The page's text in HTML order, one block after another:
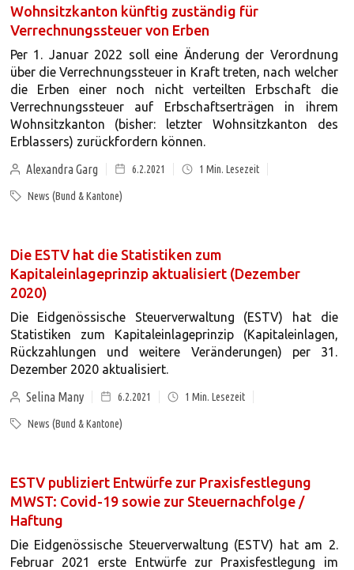
Wohnsitzkanton künftig zuständig für
Verrechnungssteuer von Erben
Per 1. Januar 2022 soll eine Änderung der Verordnung
über die Verrechnungssteuer in Kraft treten, nach welcher
die Erben einer noch nicht verteilten Erbschaft die
Verrechnungssteuer auf Erbschaftserträgen in ihrem
Wohnsitzkanton (bisher: letzter Wohnsitzkanton des
Erblassers) zurückfordern können.
Alexandra Garg
6.2.2021 1 Min. Lesezeit
News (Bund & Kantone)
Die ESTV hat die Statistiken zum
Kapitaleinlageprinzip aktualisiert (Dezember
2020)
Die Eidgenössische Steuerverwaltung (ESTV) hat die
Statistiken zum Kapitaleinlageprinzip (Kapitaleinlagen,
Rückzahlungen und weitere Veränderungen) per 31.
Dezember 2020 aktualisiert.
Selina Many
6.2.2021 1 Min. Lesezeit
News (Bund & Kantone)
ESTV publiziert Entwürfe zur Praxisfestlegung
MWST: Covid-19 sowie zur Steuernachfolge /
Haftung
Die Eidgenössische Steuerverwaltung (ESTV) hat am 2.
Februar 2021 erste Entwürfe zur Praxisfestlegung im